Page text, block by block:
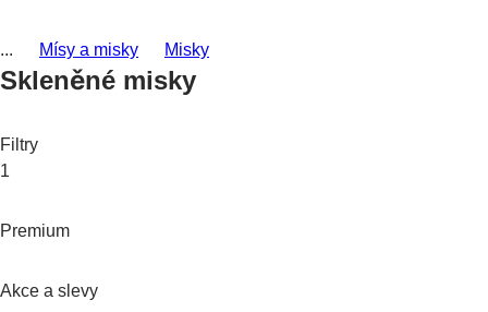
... Mísy a misky Misky
Skleněné misky
Filtry
1
Premium
Akce a slevy